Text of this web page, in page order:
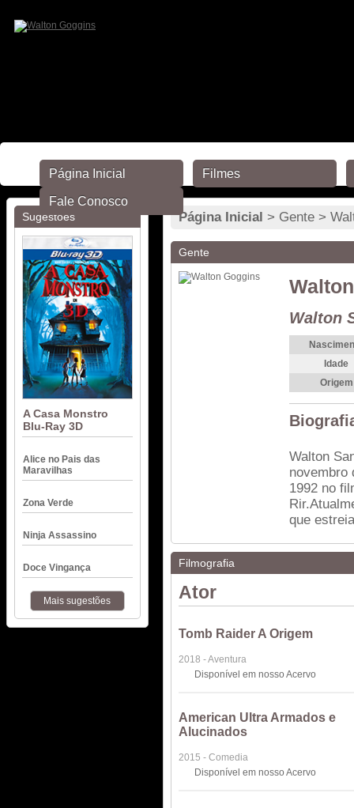
Sugestões
A Casa Monstro
Blu-Ray 3D
Alice no Pais das
Maravilhas
Zona Verde
Ninja Assassino
Doce Vingança
Mais sugestões
Página Inicial > Gente >
Gente
Walton
Idade
Origem
Walton
novembro
1992 no
que
Filmografia
Ator
Tomb Raider A Origem
2018 - Aventura
Disponível em nosso Acervo
American Ultra Armados e
Alucinados
2015 - Comedia
Disponível em nosso Acervo
Página Inicial Filmes
Fale Conosco